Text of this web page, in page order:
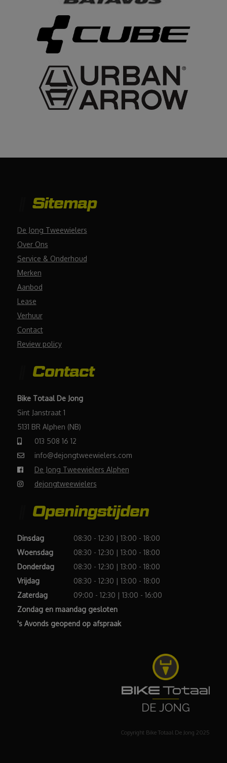
Sitemap
De Jong Tweewielers
Over Ons
Service & Onderhoud
Merken
Aanbod
Lease
Verhuur
Contact
Review policy
Contact
Bike Totaal De Jong
Sint Janstraat 1
5131 BR Alphen (NB)
013 508 16 12
info@dejongtweewielers.com
De Jong Tweewielers Alphen
dejongtweewielers
Openingstijden
Dinsdag
08:30 - 12:30 | 13:00 - 18:00
Woensdag
08:30 - 12:30 | 13:00 - 18:00
Donderdag
08:30 - 12:30 | 13:00 - 18:00
Vrijdag
08:30 - 12:30 | 13:00 - 18:00
Zaterdag
09:00 - 12:30 | 13:00 - 16:00
Zondag en maandag gesloten
's Avonds geopend op afspraak
Copyright Bike Totaal De Jong 2025